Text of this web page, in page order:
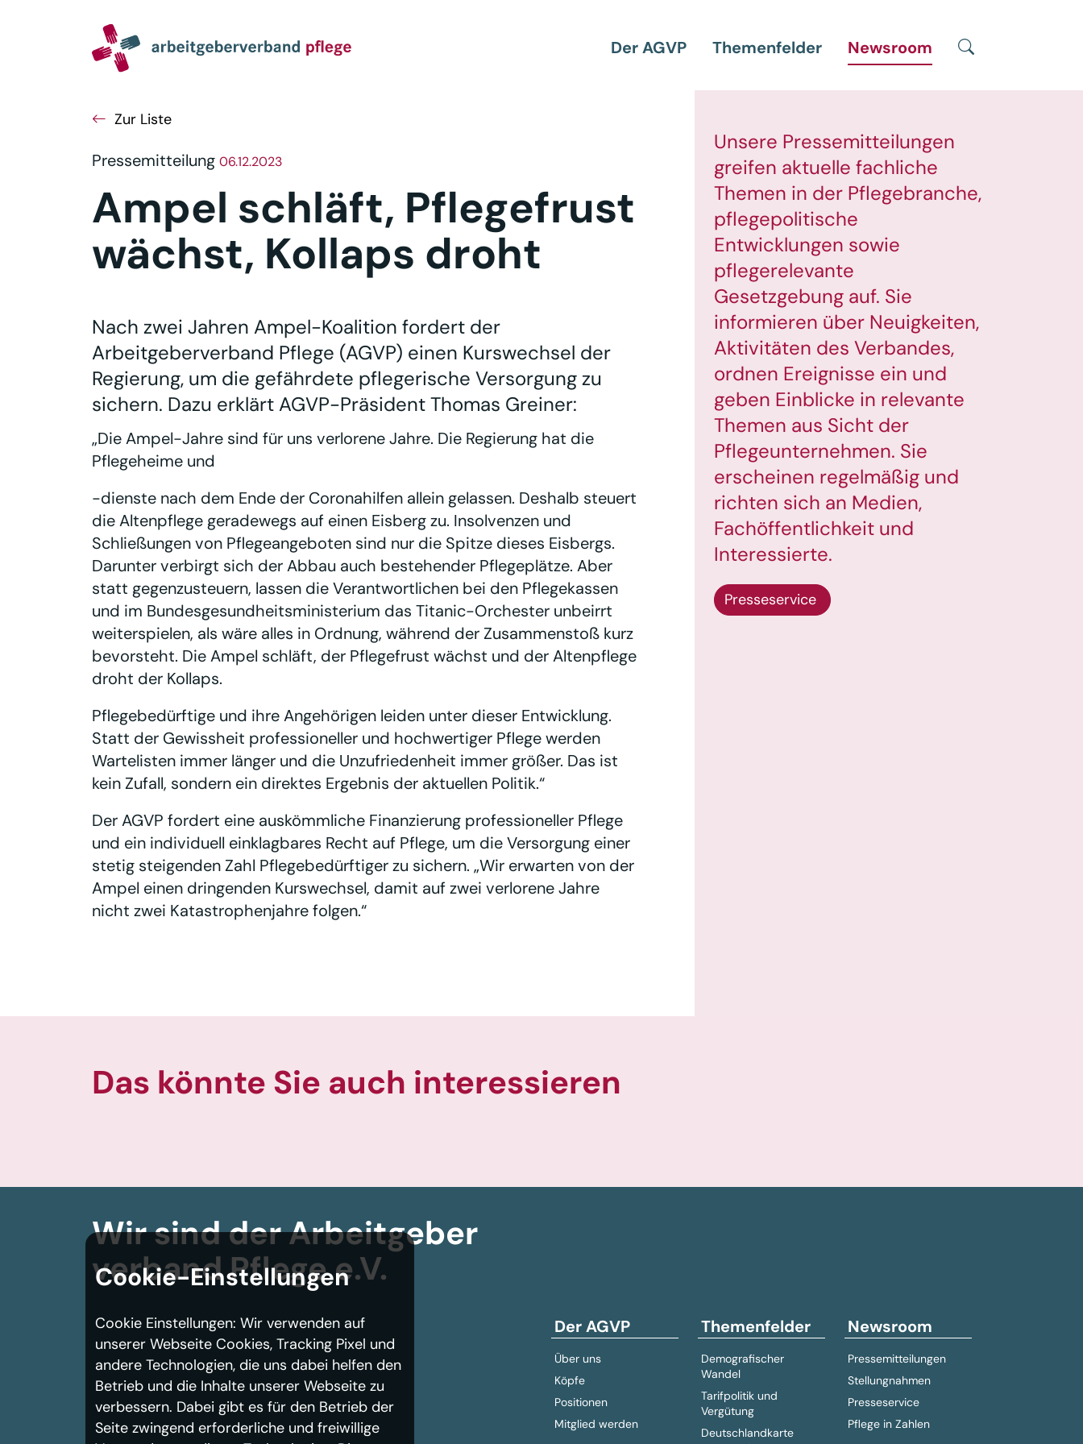
Der AGVP
Themenfelder Newsroom
Zur Liste
Pressemitteilung 06.12.2023
Ampel schläft, Pflegefrust
wächst, Kollaps droht
Nach zwei Jahren Ampel-Koalition fordert der
Arbeitgeberverband Pflege (AGVP) einen Kurswechsel der
Regierung, um die gefährdete pflegerische Versorgung zu
sichern. Dazu erklärt AGVP-Präsident Thomas Greiner:
„Die Ampel-Jahre sind für uns verlorene Jahre. Die Regierung hat die
Pflegeheime und
-dienste nach dem Ende der Coronahilfen allein gelassen. Deshalb steuert
die Altenpflege geradewegs auf einen Eisberg zu. Insolvenzen und
Schließungen von Pflegeangeboten sind nur die Spitze dieses Eisbergs.
Darunter verbirgt sich der Abbau auch bestehender Pflegeplätze. Aber
statt gegenzusteuern, lassen die Verantwortlichen bei den Pflegekassen
und im Bundesgesundheitsministerium das Titanic-Orchester unbeirrt
weiterspielen, als wäre alles in Ordnung, während der Zusammenstoß kurz
bevorsteht. Die Ampel schläft, der Pflegefrust wächst und der Altenpflege
droht der Kollaps.
Pflegebedürftige und ihre Angehörigen leiden unter dieser Entwicklung.
Statt der Gewissheit professioneller und hochwertiger Pflege werden
Wartelisten immer länger und die Unzufriedenheit immer größer. Das ist
kein Zufall, sondern ein direktes Ergebnis der aktuellen Politik.“
Der AGVP fordert eine auskömmliche Finanzierung professioneller Pflege
und ein individuell einklagbares Recht auf Pflege, um die Versorgung einer
stetig steigenden Zahl Pflegebedürftiger zu sichern. „Wir erwarten von der
Ampel einen dringenden Kurswechsel, damit auf zwei verlorene Jahre
nicht zwei Katastrophenjahre folgen.“
Unsere Pressemitteilungen
greifen aktuelle fachliche
Themen in der Pflegebranche,
pflegepolitische
Entwicklungen sowie
pflegerelevante
Gesetzgebung auf. Sie
informieren über Neuigkeiten,
Aktivitäten des Verbandes,
ordnen Ereignisse ein und
geben Einblicke in relevante
Themen aus Sicht der
Pflegeunternehmen. Sie
erscheinen regelmäßig und
richten sich an Medien,
Fachöffentlichkeit und
Interessierte.
Presseservice
Das könnte Sie auch interessieren
Wir sind der Arbeitgeber­
verbandPflege e.V.
Der AGVP
Über uns
Köpfe
Positionen
Mitglied werden
Themenfelder
Demografischer
Wandel
Tarifpolitik und
Vergütung
Deutschlandkarte
Newsroom
Pressemitteilungen
Stellungnahmen
Presseservice
Pflege in Zahlen
Cookie-Einstellungen
Cookie Einstellungen: Wir verwenden auf
unserer Webseite Cookies, Tracking Pixel und
andere Technologien, die uns dabei helfen den
Betrieb und die Inhalte unserer Webseite zu
verbessern. Dabei gibt es für den Betrieb der
Seite zwingend erforderliche und freiwillige